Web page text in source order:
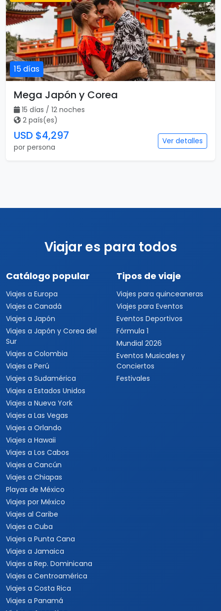
15 días
Mega Japón y Corea
15 días / 12 noches
2 país(es)
USD $4,297
por persona
Ver detalles
Viajar es para todos
Catálogo popular
Viajes a Europa
Viajes a Canadá
Viajes a Japón
Viajes a Japón y Corea del
Sur
Viajes a Colombia
Viajes a Perú
Viajes a Sudamérica
Viajes a Estados Unidos
Viajes a Nueva York
Viajes a Las Vegas
Viajes a Orlando
Viajes a Hawaii
Viajes a Los Cabos
Viajes a Cancún
Viajes a Chiapas
Playas de México
Viajes por México
Viajes al Caribe
Viajes a Cuba
Viajes a Punta Cana
Viajes a Jamaica
Viajes a Rep. Dominicana
Viajes a Centroamérica
Viajes a Costa Rica
Viajes a Panamá
Tipos de viaje
Viajes para quinceaneras
Viajes para Eventos
Eventos Deportivos
Fórmula 1
Mundial 2026
Eventos Musicales y
Conciertos
Festivales